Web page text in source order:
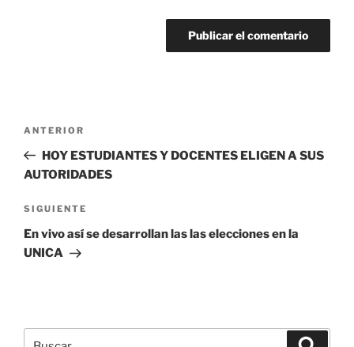
entradas
Entrada
anterior:
ANTERIOR
HOY ESTUDIANTES Y DOCENTES ELIGEN A SUS
AUTORIDADES
Siguiente
entrada
SIGUIENTE
En vivo así se desarrollan las las elecciones en la
UNICA